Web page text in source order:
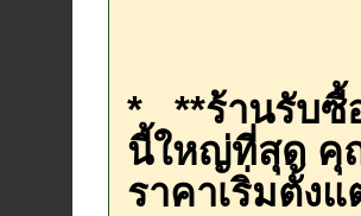
* **ร้านรับซื้
นี้ใหญ่ที่สุด คุ
ราคาเริ่มตั้ง